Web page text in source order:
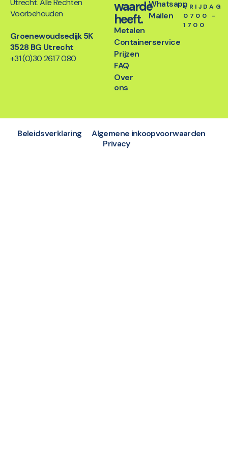
Utrecht. Alle Rechten
Voorbehouden
Groenewoudsedijk 5K
3528 BG Utrecht
+31 (0)30 2617 080
waarde
heeft.
Metalen
Containerservice
Prijzen
FAQ
Over
ons
Whatsapp
Mailen
VRIJDAG
0700 -
1700
Beleidsverklaring
Algemene inkoopvoorwaarden
Privacy